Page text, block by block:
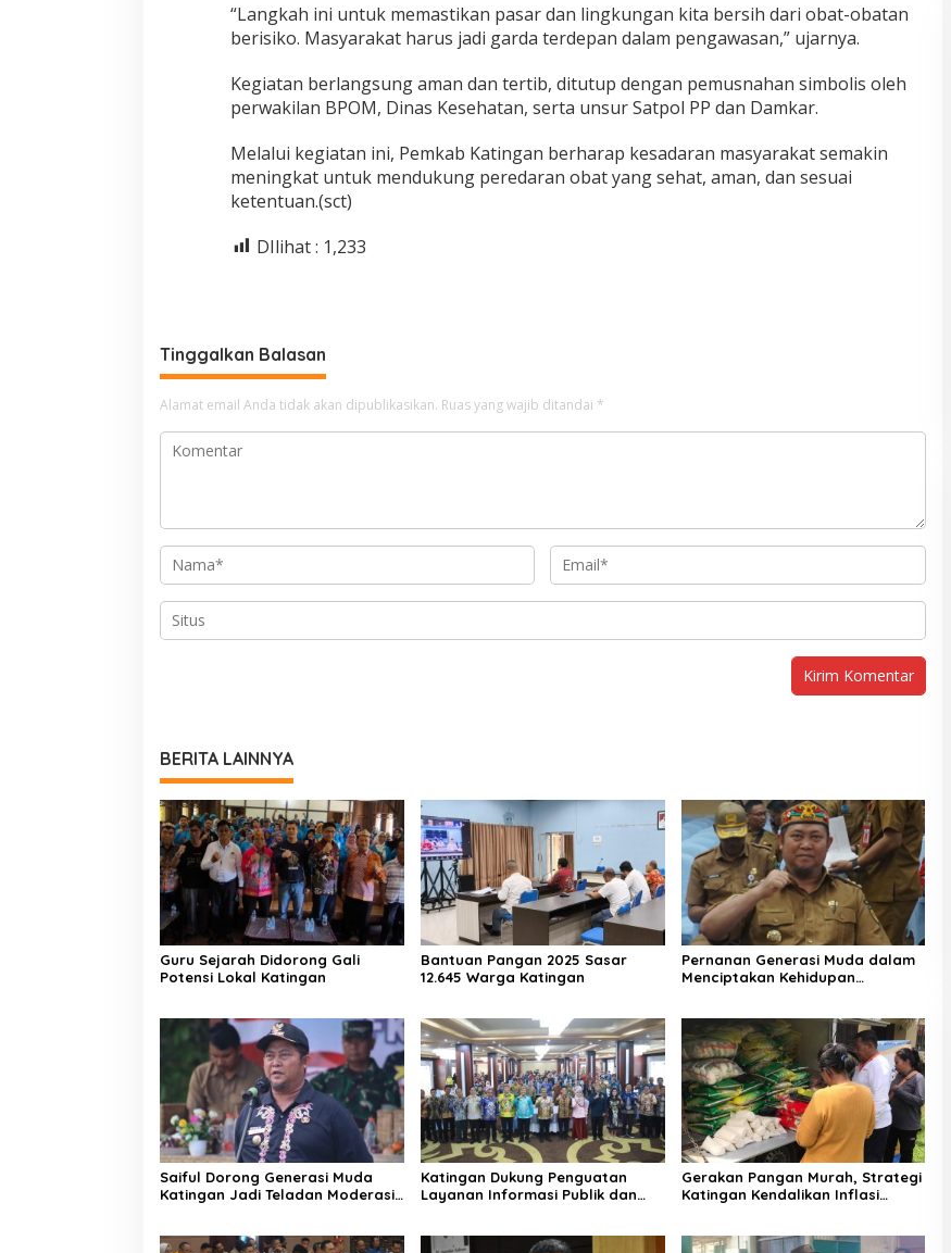
“Langkah ini untuk memastikan pasar dan lingkungan kita bersih dari obat-obatan
berisiko. Masyarakat harus jadi garda terdepan dalam pengawasan,” ujarnya.
Kegiatan berlangsung aman dan tertib, ditutup dengan pemusnahan simbolis oleh
perwakilan BPOM, Dinas Kesehatan, serta unsur Satpol PP dan Damkar.
Melalui kegiatan ini, Pemkab Katingan berharap kesadaran masyarakat semakin
meningkat untuk mendukung peredaran obat yang sehat, aman, dan sesuai
ketentuan.(sct)
DIlihat : 1,233
Tinggalkan Balasan
Alamat email Anda tidak akan dipublikasikan. Ruas yang wajib ditandai *
BERITA LAINNYA
Guru Sejarah Didorong Gali
Potensi Lokal Katingan
Bantuan Pangan 2025 Sasar
12.645 Warga Katingan
Pernanan Generasi Muda dalam
Menciptakan Kehidupan
Saiful Dorong Generasi Muda
Katingan Jadi Teladan Moderasi
Katingan Dukung Penguatan
Layanan Informasi Publik dan
Gerakan Pangan Murah, Strategi
Katingan Kendalikan Inflasi